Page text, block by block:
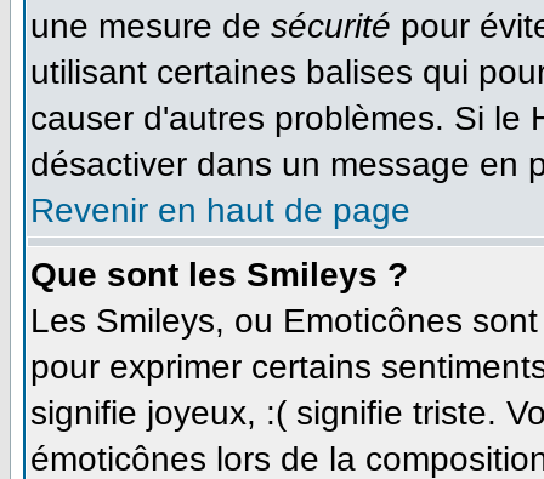
une mesure de sécurité pour
utilisant certaines balises qui
causer d'autres problèmes. Si le
désactiver dans un message en
Revenir en haut de page
Que sont les Smileys ?
Les Smileys, ou Emoticônes
pour exprimer certains
signifie joyeux, :( signifie triste.
émoticônes lors de la